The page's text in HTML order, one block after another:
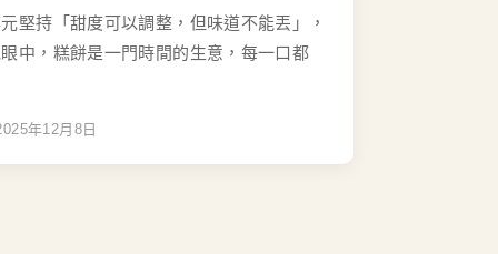
堅持「甜度可以調整，但味道不能丟」，
中，糕餅是一門時間的生意，每一口都
年12月8日